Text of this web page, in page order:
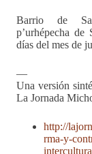
Barrio de
p’urhépecha
días del mes de
—
Una versión
La Jornada
http://
rma-y-